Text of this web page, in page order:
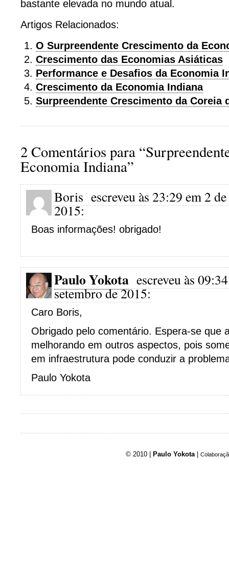
bastante elevada no mundo atual.
Artigos Relacionados:
O Surpreendente Crescimento da
Crescimento das Economias Asiáticas
Performance e Desafios da Economia
Crescimento da Economia Indiana
Surpreendente Crescimento da Coreia
2 Comentários para
Economia Indiana”
Boris escreveu às 23:29 em 2
2015:
Boas informações! obrigado!
Paulo Yokota escreveu às
setembro de 2015:
Caro Boris,
Obrigado pelo comentário. Espera-se que
melhorando em outros aspectos, pois
em infraestrutura pode conduzir a
Paulo Yokota
© 2010 | Paulo Yokota |